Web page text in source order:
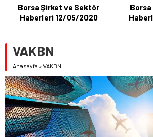
Borsa Şirket ve Sektör
Haberleri 12/05/2020
VAKBN
Anasayfa »VAKBN